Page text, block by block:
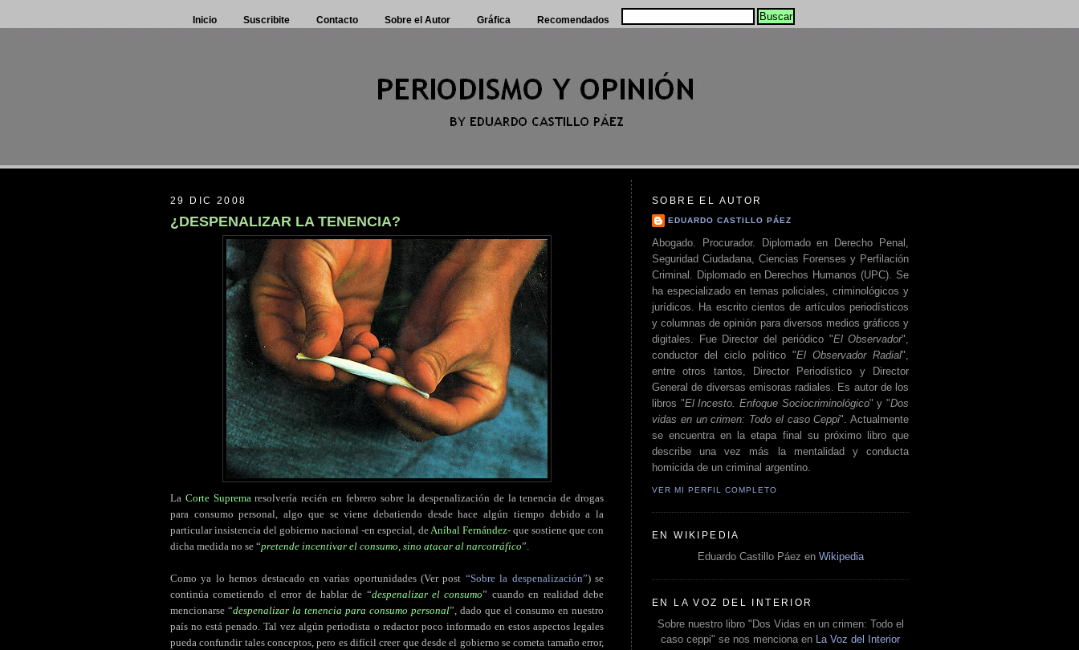
Inicio Suscribite Contacto Sobre el Autor Gráfica Recomendados
29 DIC 2008
¿DESPENALIZAR LA TENENCIA?
La Corte Supremaresolvería recién en febrero sobre la despenalización de la tenencia de drogas
para consumo personal, algo que se viene debatiendo desde hace algún tiempo debido a la
particular insistencia del gobierno nacional -en especial, deAníbal Fernández- que sostiene que con
dicha medida no se “pretende incentivar el consumo, sino atacar al narcotráfico”.
Como ya lo hemos destacado en varias oportunidades (Ver post “Sobre la despenalización”) se
continúa cometiendo el error de hablar de “despenalizar el consumo” cuando en realidad debe
mencionarse “despenalizar la tenencia para consumo personal”, dado que el consumo en nuestro
país no está penado. Tal vez algún periodista o redactor poco informado en estos aspectos legales
pueda confundir tales conceptos, pero es difícil creer que desde el gobierno se cometa tamaño error,
SOBRE EL AUTOR
EDUARDO CASTILLO PÁEZ
Abogado. Procurador. Diplomado en Derecho Penal,
Seguridad Ciudadana, Ciencias Forenses y Perfilación
Criminal. Diplomado en Derechos Humanos (UPC). Se
ha especializado en temas policiales, criminológicos y
jurídicos. Ha escrito cientos de artículos periodísticos
y columnas de opinión para diversos medios gráficos y
digitales. Fue Director del periódico "El Observador",
conductor del ciclo político "El Observador Radial",
entre otros tantos, Director Periodístico y Director
General de diversas emisoras radiales. Es autor de los
libros "El Incesto. Enfoque Sociocriminológico" y "Dos
vidas en un crimen: Todo el caso Ceppi". Actualmente
se encuentra en la etapa final su próximo libro que
describe una vez más la mentalidad y conducta
homicida de un criminal argentino.
VER MI PERFIL COMPLETO
EN WIKIPEDIA
Eduardo Castillo Páez en Wikipedia
EN LA VOZ DEL INTERIOR
Sobre nuestro libro "Dos Vidas en un crimen: Todo el
caso ceppi" se nos menciona en
La Voz del Interior